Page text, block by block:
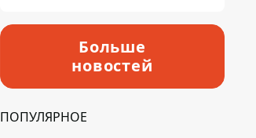
Больше
новостей
ПОПУЛЯРНОЕ